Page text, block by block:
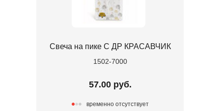
Свеча на пике С ДР КРАСАВЧИК
1502-7000
57.00 руб.
временно отсутствует